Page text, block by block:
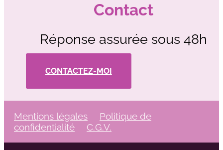
Contact
Réponse assurée sous 48h
CONTACTEZ-MOI
Mentions légales
Politique de
confidentialité
C.G.V.